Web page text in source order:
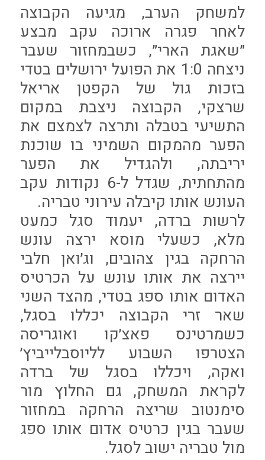
למשחק הערב, מגיעה הקבוצה
לאחר פגרה ארוכה עקב מבצע
״שאגת הארי״, כשבמחזור שעבר
ניצחה 1:0 את הפועל ירושלים בטדי
בזכות גול של הקפטן אריאל
שרצקי, הקבוצה ניצבת במקום
התשיעי בטבלה ותרצה לצמצם את
הפער מהמקום השמיני בו שוכנת
יריבתה, ולהגדיל את הפער
מהתחתית, שגדל ל-6 נקודות עקב
העונש אותו קיבלה עירוני טבריה.
לרשות ברדה, יעמוד סגל כמעט
מלא, כשעלי מוסא ירצה עונש
הרחקה בגין צהובים, וג׳ואן חלבי
יירצה את אותו עונש על הכרטיס
האדום אותו ספג בטדי, מהצד השני
שאר זרי הקבוצה יכללו בסגל,
כשמרטינס פאצ׳קו ואוגריסה
הצטרפו השבוע לליוסבלייביץ׳
ואקה, ויכללו בסגל של ברדה
לקראת המשחק, גם החלוץ מור
סימנטוב שריצה הרחקה במחזור
שעבר בגין כרטיס אדום אותו ספג
מול טבריה ישוב לסגל.